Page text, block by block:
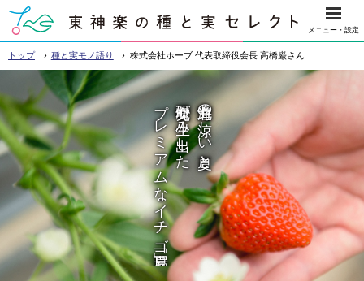
本
文
へ
ニ
ュ
ー
東神楽の種と実 セレクト
メニュー・設定
トップ › 種と実モノ語り › 株式会社ホーブ 代表取締役会長 高橋巌さん
北海道の涼しい夏と
研究魂が生み出した
プレミアムなイチゴ「夏瑞」